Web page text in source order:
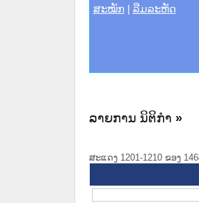
ສະໝັກ ລືມລະຫັດ
ານສະພາປະຊາຊົນ ພາກເໜືອ
ທາງລັດຖະການ
ສຳລັບ ພາກກາງ
ສຳລັບ ພາກໃຕ້
ວິທະຍາຄານຕຳຫຼວດປະຊາຊົນ
ວິທະຍາຄານສັນຕິບານປະຊາຊົນ
ຂັ້ນແຂວງພາກເໜືອ
ານສະພາປະຊາຊົນ ພາກກາງ
ລາຍການ ນິຕິກໍາ »
ສະແດງ 1201-1210 ຂອງ